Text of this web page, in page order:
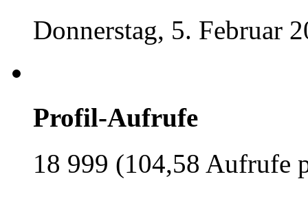
Donnerstag, 5. Februar
Profil-Aufrufe
18 999 (104,58 Aufrufe